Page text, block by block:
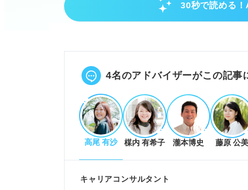
30秒で読める
就活のプロが明かすポジティブさを強み
チームへの好影響や企業目標への貢献を
POINT：エピソードを通じて入社後の具
自分らしさが伝わるポジティブさの言い
逆境への強さや周囲の士気を高める力など
失敗を学びと捉えて切り替える打たれ強さ
突発的なトラブルにも柔軟に行動できる
例：イギリス留学で言葉の壁を乗り越えイ
4名のアドバイザーがこの記事
高尾 有沙 楳内 有希子 瀧本博史 藤原 公美
キャリアコンサルタント